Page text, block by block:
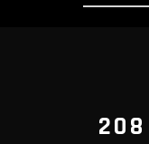
208